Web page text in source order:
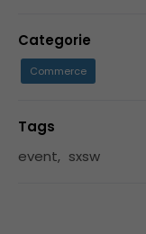
Categorie
Commerce
Tags
event, sxsw